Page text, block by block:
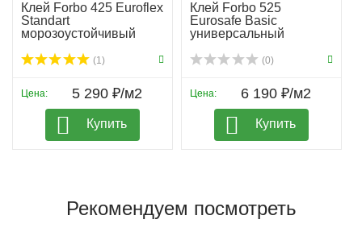
Клей Forbo 425 Euroflex
Standart
морозоустойчивый
(1)
Цена: 5 290 ₽/м2
Купить
Клей Forbo 525
Eurosafe Basic
универсальный
(0)
Цена: 6 190 ₽/м2
Купить
Рекомендуем посмотреть